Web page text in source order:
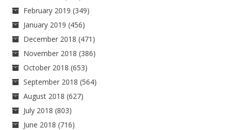
February 2019 (349)
January 2019 (456)
December 2018 (471)
November 2018 (386)
October 2018 (653)
September 2018 (564)
August 2018 (627)
July 2018 (803)
June 2018 (716)